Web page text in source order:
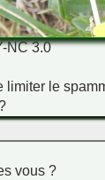
NC 3.0
limiter le
vous ?